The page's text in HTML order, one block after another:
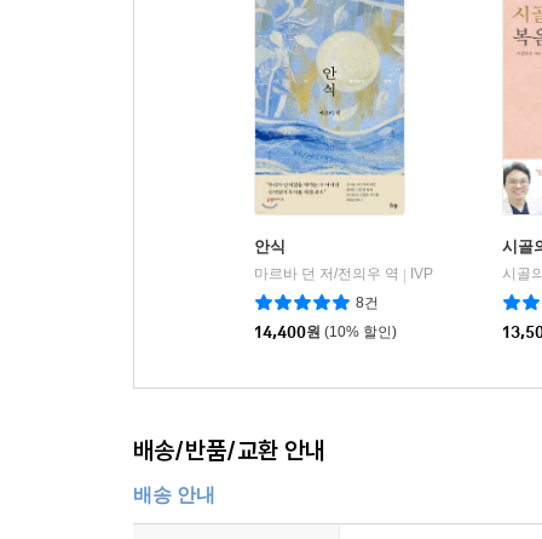
안식
마르바 던 저/전의우 역
IVP
8건
14,400원 (10% 할인)
시골
시골
배송/반품/교환 안내
배송 안내